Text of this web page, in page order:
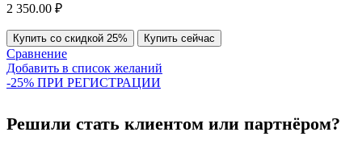
2 350.00 ₽
Купить со скидкой 25% Купить сейчас
Сравнение
Добавить в список желаний
-25% ПРИ РЕГИСТРАЦИИ
Решили стать клиентом или партнёром?